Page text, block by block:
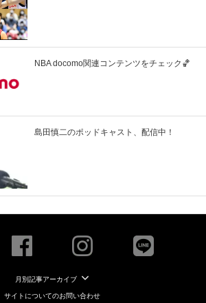
NBA docomo関連コンテンツをチェック🏀
島田慎二のポッドキャスト、配信中！
月別記事アーカイブ
サイトについてのお問い合わせ